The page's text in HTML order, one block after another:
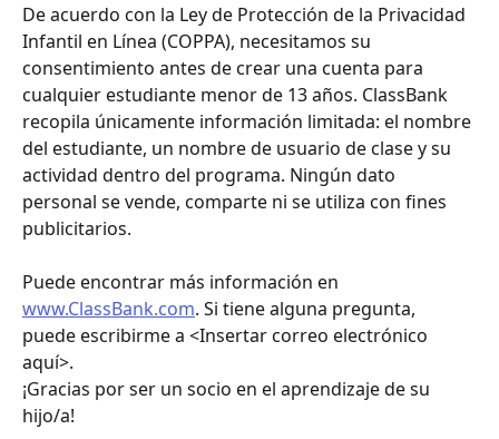
De acuerdo con la Ley de Protección de la Privacidad
Infantil en Línea (COPPA), necesitamos su
consentimiento antes de crear una cuenta para
cualquier estudiante menor de 13 años. ClassBank
recopila únicamente información limitada: el nombre
del estudiante, un nombre de usuario de clase y su
actividad dentro del programa. Ningún dato
personal se vende, comparte ni se utiliza con fines
publicitarios.
Puede encontrar más información en
www.ClassBank.com. Si tiene alguna pregunta,
puede escribirme a <Insertar correo electrónico
aquí>.
¡Gracias por ser un socio en el aprendizaje de su
hijo/a!